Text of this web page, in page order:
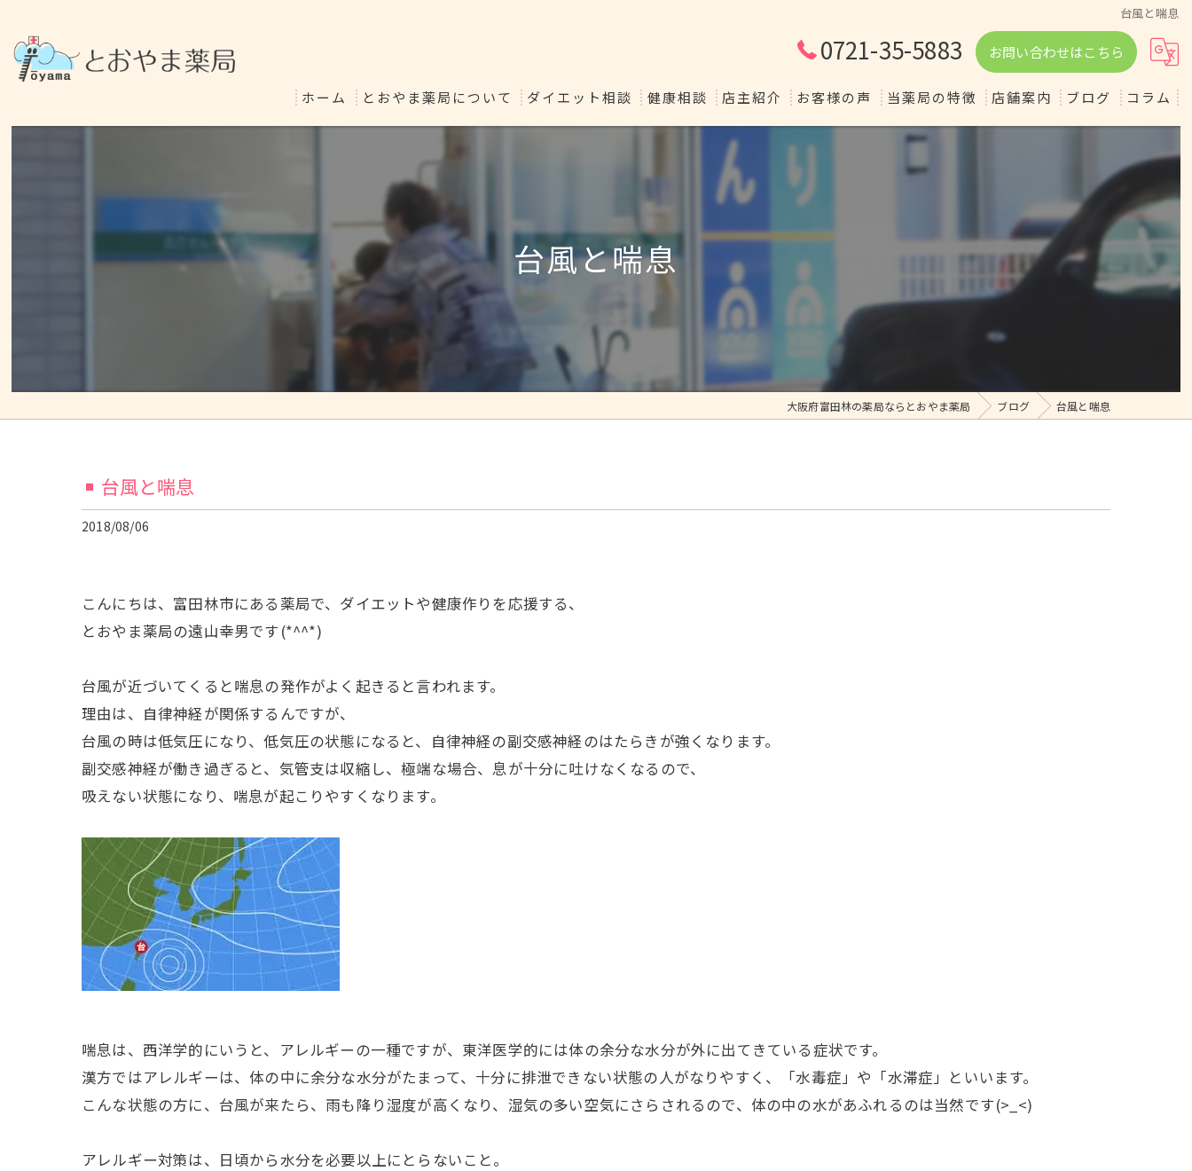
台風と喘息
0721-35-5883 お問い合わせはこちら
ホーム とおやま薬局について ダイエット相談 健康相談 店主紹介 お客様の声 当薬局の特徴
健康
かかりつけ
店舗案内 ブログ コラム
台風と喘息
大阪府富田林の薬局ならとおやま薬局 ブログ 台風と喘息
台風と喘息
2018/08/06
こんにちは、富田林市にある薬局で、ダイエットや健康作りを応援する、
とおやま薬局の遠山幸男です(*^^*)
台風が近づいてくると喘息の発作がよく起きると言われます。
理由は、自律神経が関係するんですが、
台風の時は低気圧になり、低気圧の状態になると、自律神経の副交感神経のはたらきが強くなります。
副交感神経が働き過ぎると、気管支は収縮し、極端な場合、息が十分に吐けなくなるので、
吸えない状態になり、喘息が起こりやすくなります。
喘息は、西洋学的にいうと、アレルギーの一種ですが、東洋医学的には体の余分な水分が外に出てきている症状です。
漢方ではアレルギーは、体の中に余分な水分がたまって、十分に排泄できない状態の人がなりやすく、「水毒症」や「水滞症」といいます。
こんな状態の方に、台風が来たら、雨も降り湿度が高くなり、湿気の多い空気にさらされるので、体の中の水があふれるのは当然です(>_<)
アレルギー対策は、日頃から水分を必要以上にとらないこと。